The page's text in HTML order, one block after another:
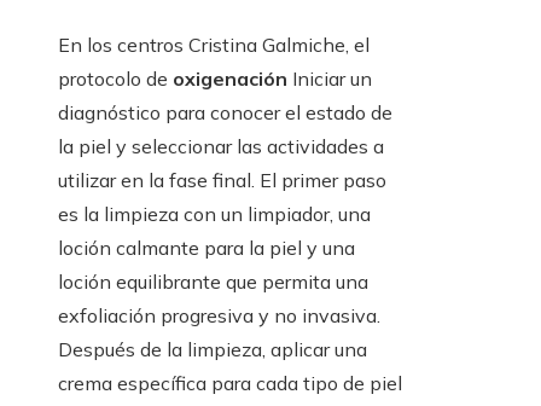
En los centros Cristina Galmiche, el
protocolo de oxigenación Iniciar un
diagnóstico para conocer el estado de
la piel y seleccionar las actividades a
utilizar en la fase final. El primer paso
es la limpieza con un limpiador, una
loción calmante para la piel y una
loción equilibrante que permita una
exfoliación progresiva y no invasiva.
Después de la limpieza, aplicar una
crema específica para cada tipo de piel